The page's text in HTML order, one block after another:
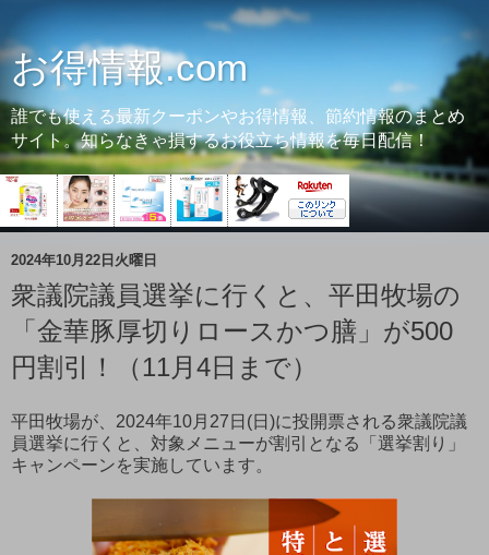
お得情報.com
誰でも使える最新クーポンやお得情報、節約情報のまとめ
サイト。知らなきゃ損するお役立ち情報を毎日配信！
2024年10月22日火曜日
衆議院議員選挙に行くと、平田牧場の
「金華豚厚切りロースかつ膳」が500
円割引！（11月4日まで）
平田牧場が、2024年10月27日(日)に投開票される衆議院議
員選挙に行くと、対象メニューが割引となる「選挙割り」
キャンペーンを実施しています。